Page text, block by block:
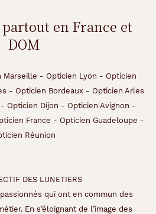
en France et
DOM
Marseille - Opticien Lyon - Opticien
- Opticien Bordeaux- Opticien Arles
- Opticien Dijon - Opticien Avignon -
France - Opticien Guadeloupe -
Réunion
DES LUNETIERS
qui ont en commun des
En s’éloignant de l’image des